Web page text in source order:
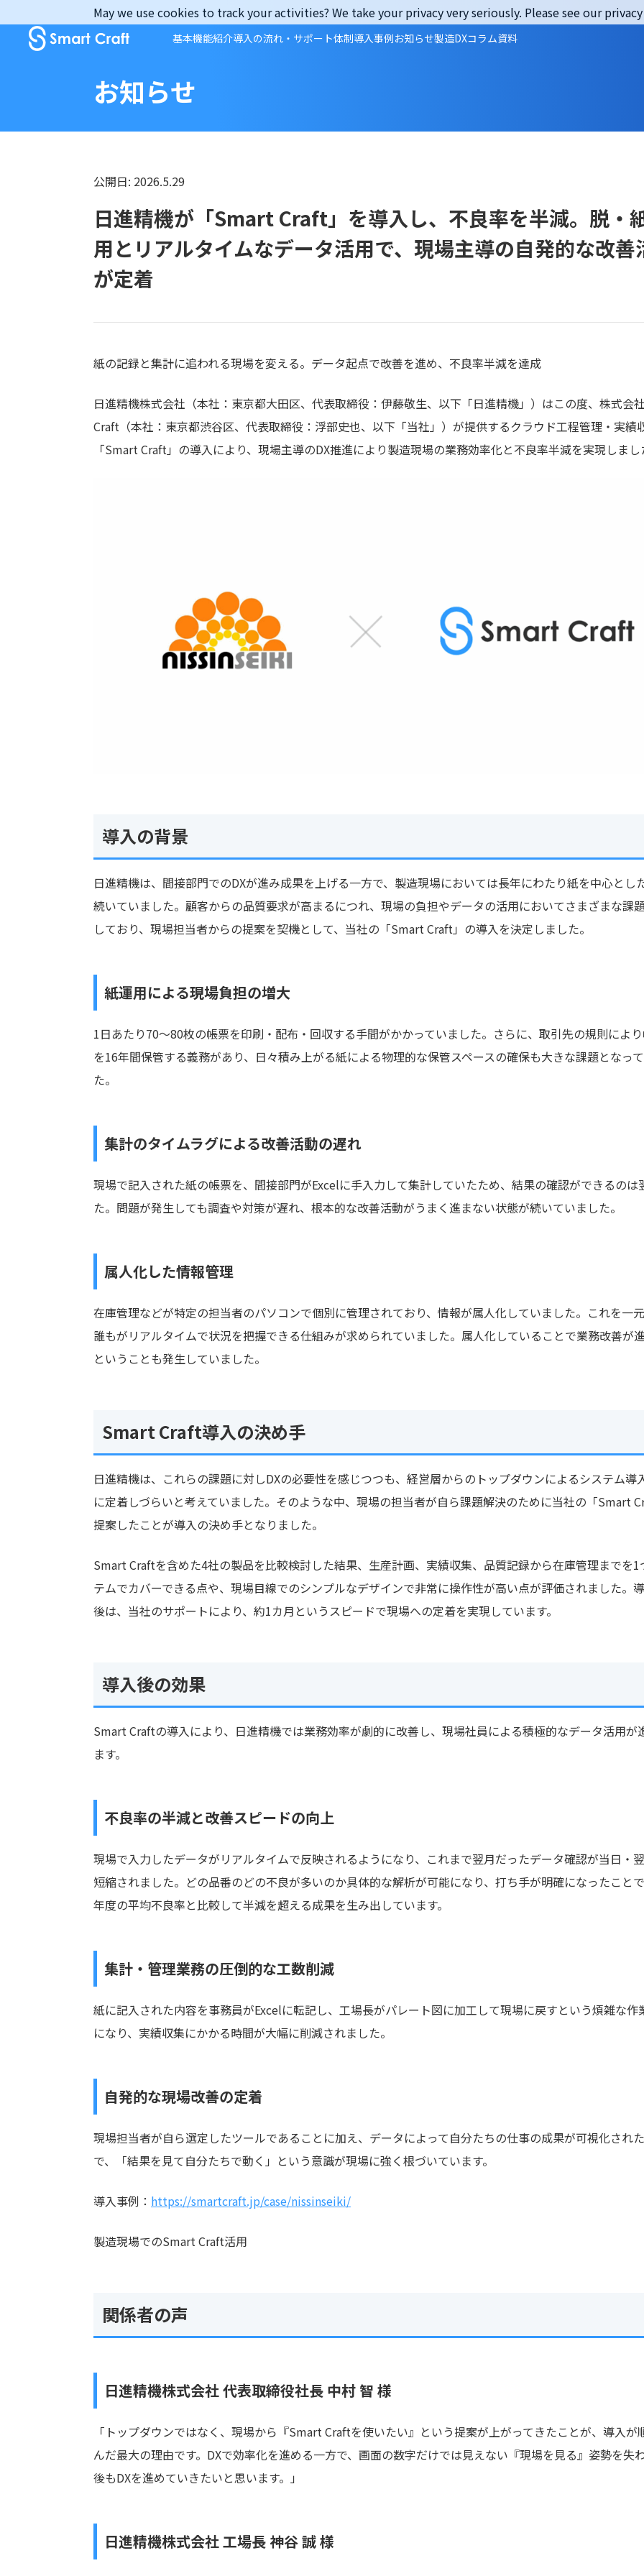
to
content
基本機能紹介導入の流れ・サポート体制導入事例お知らせ製造DXコラム資料
お知らせ
公開日: 2026.5.29
日進精機が「Smart Craft」を導入し、不良率を半減。脱・
用とリアルタイムなデータ活用で、現場主導の自発的な改善
が定着
紙の記録と集計に追われる現場を変える。データ起点で改善を進め、不良率半減を達成
日進精機株式会社（本社：東京都大田区、代表取締役：伊藤敬生、以下「日進精機」）はこの度、株式会
Craft（本社：東京都渋谷区、代表取締役：浮部史也、以下「当社」）が提供するクラウド工程管理・実績
「Smart Craft」の導入により、現場主導のDX推進により製造現場の業務効率化と不良率半減を実現しまし
導入の背景
日進精機は、間接部門でのDXが進み成果を上げる一方で、製造現場においては長年にわたり紙を中心とし
続いていました。顧客からの品質要求が高まるにつれ、現場の負担やデータの活用においてさまざまな課
しており、現場担当者からの提案を契機として、当社の「Smart Craft」の導入を決定しました。
紙運用による現場負担の増大
1日あたり70〜80枚の帳票を印刷・配布・回収する手間がかかっていました。さらに、取引先の規則によ
を16年間保管する義務があり、日々積み上がる紙による物理的な保管スペースの確保も大きな課題となっ
た。
集計のタイムラグによる改善活動の遅れ
現場で記入された紙の帳票を、間接部門がExcelに手入力して集計していたため、結果の確認ができるのは
た。問題が発生しても調査や対策が遅れ、根本的な改善活動がうまく進まない状態が続いていました。
属人化した情報管理
在庫管理などが特定の担当者のパソコンで個別に管理されており、情報が属人化していました。これを一元
誰もがリアルタイムで状況を把握できる仕組みが求められていました。属人化していることで業務改善が
ということも発生していました。
Smart Craft導入の決め手
日進精機は、これらの課題に対しDXの必要性を感じつつも、経営層からのトップダウンによるシステム導
に定着しづらいと考えていました。そのような中、現場の担当者が自ら課題解決のために当社の「Smart
提案したことが導入の決め手となりました。
Smart Craftを含めた4社の製品を比較検討した結果、生産計画、実績収集、品質記録から在庫管理までを1
テムでカバーできる点や、現場目線でのシンプルなデザインで非常に操作性が高い点が評価されました。
後は、当社のサポートにより、約1カ月というスピードで現場への定着を実現しています。
導入後の効果
Smart Craftの導入により、日進精機では業務効率が劇的に改善し、現場社員による積極的なデータ活用が
ます。
不良率の半減と改善スピードの向上
現場で入力したデータがリアルタイムで反映されるようになり、これまで翌月だったデータ確認が当日・
短縮されました。どの品番のどの不良が多いのか具体的な解析が可能になり、打ち手が明確になったこと
年度の平均不良率と比較して半減を超える成果を生み出しています。
集計・管理業務の圧倒的な工数削減
紙に記入された内容を事務員がExcelに転記し、工場長がパレート図に加工して現場に戻すという煩雑な作
になり、実績収集にかかる時間が大幅に削減されました。
自発的な現場改善の定着
現場担当者が自ら選定したツールであることに加え、データによって自分たちの仕事の成果が可視化され
で、「結果を見て自分たちで動く」という意識が現場に強く根づいています。
導入事例： https://smartcraft.jp/case/nissinseiki/
製造現場でのSmart Craft活用
関係者の声
日進精機株式会社 代表取締役社長 中村 智 様
「トップダウンではなく、現場から『Smart Craftを使いたい』という提案が上がってきたことが、導入が
んだ最大の理由です。DXで効率化を進める一方で、画面の数字だけでは見えない『現場を見る』姿勢を失
後もDXを進めていきたいと思います。」
日進精機株式会社 工場長 神谷 誠 様
May we use cookies to track your activities? We take your privacy very seriously. Please see our